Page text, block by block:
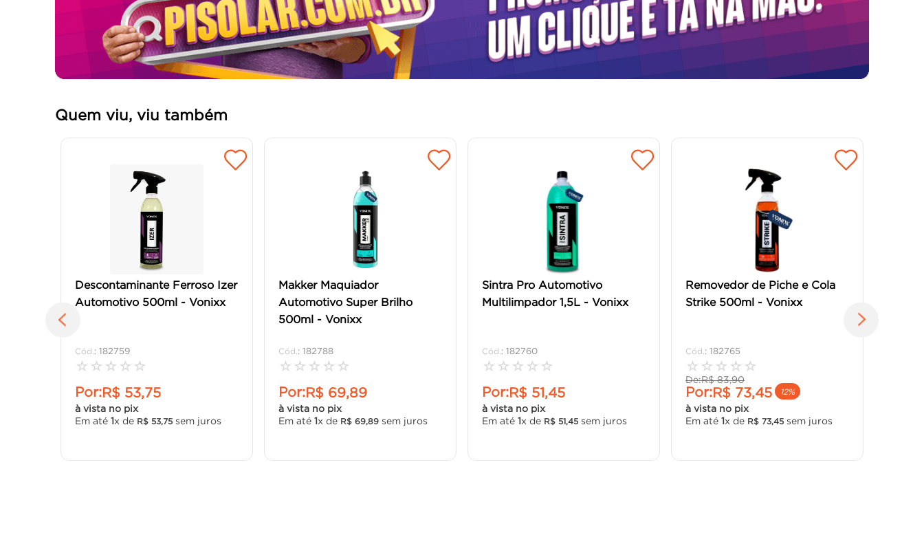
Quem viu, viu também
Descontaminante Ferroso Izer
Automotivo 500ml - Vonixx
: 182759
☆ ☆ ☆ ☆ ☆
Por:R$ 53,75
à vista no pix
Em até 1x de R$ 53,75 sem juros
Makker Maquiador
Automotivo Super Brilho
500ml - Vonixx
: 182788
☆ ☆ ☆ ☆ ☆
Por:R$ 69,89
à vista no pix
Em até 1x de R$ 69,89 sem juros
Sintra Pro Automotivo
Multilimpador 1,5L - Vonixx
: 182760
☆ ☆ ☆ ☆ ☆
Por:R$ 51,45
à vista no pix
Em até 1x de R$ 51 ,45 sem juros
Removedor de Piche e Cola
Strike 500ml - Vonixx
: 182765
☆ ☆ ☆ ☆ ☆
De:R$ 83,90
Por:R$ 73,45 12%
à vista no pix
Em até 1x de R$ 73,45 sem juros